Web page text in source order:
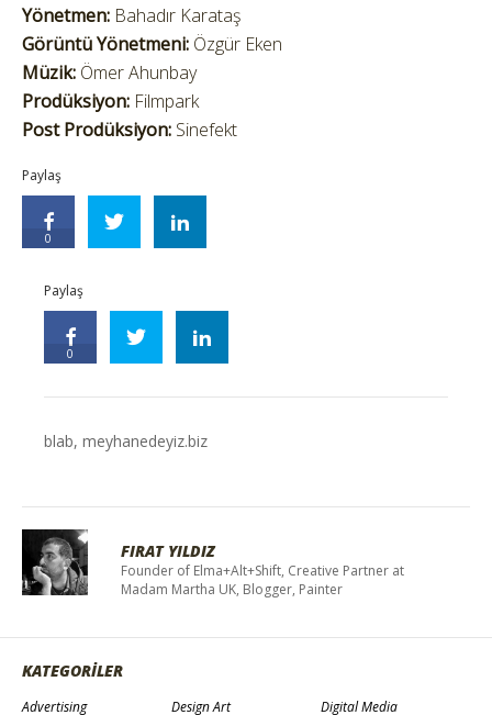
Yönetmen: Bahadır Karataş
Görüntü Yönetmeni: Özgür Eken
Müzik: Ömer Ahunbay
Prodüksiyon: Filmpark
Post Prodüksiyon: Sinefekt
Paylaş
0
Paylaş
0
blab,meyhanedeyiz.biz
FIRAT YILDIZ
Founder of Elma+Alt+Shift, Creative Partner at
Madam Martha UK, Blogger, Painter
KATEGORİLER
Advertising Design Art Digital Media